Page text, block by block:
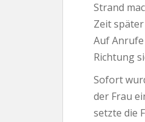
Strand
Zeit
Auf
Richtung
Sofort
der Frau
setzte die